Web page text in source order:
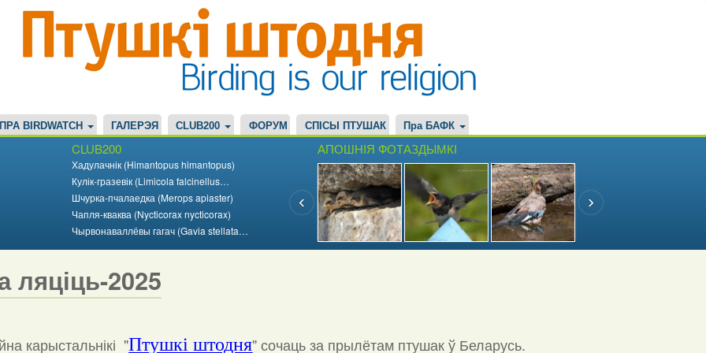
ПРА BIRDWATCH ГАЛЕРЭЯ CLUB200 ФОРУМ СПІСЫ ПТУШАК Пра БАФК
CLUB200
Хадулачнік (Himantopus himantopus)
Кулік-гразевік (Limicola falcinellus…
Шчурка-пчалаедка (Merops apiaster)
Чапля-кваква (Nycticorax nycticorax)
Чырвонаваллёвы гагач (Gavia stellata…
АПОШНІЯ ФОТАЗДЫМКІ
ляціць-2025
карыстальнікі "Птушкі штодня" сочаць за прылётам птушак ў Беларусь.